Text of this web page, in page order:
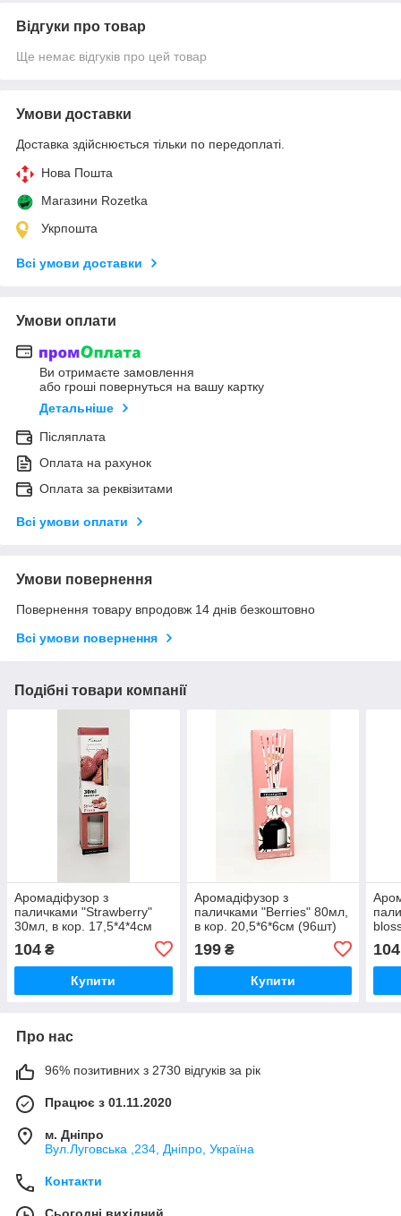
Відгуки про товар
Ще немає відгуків про цей товар
Умови доставки
Доставка здійснюється тільки по передоплаті.
Нова Пошта
Магазини Rozetka
Укрпошта
Всі умови доставки
Умови оплати
Ви отримаєте замовлення
або гроші повернуться на вашу картку
Детальніше
Післяплата
Оплата на рахунок
Оплата за реквізитами
Всі умови оплати
Умови повернення
Повернення товару впродовж 14 днів безкоштовно
Всі умови повернення
Подібні товари компанії
Аромадіфузор з
паличками "Strawberry"
30мл, в кор. 17,5*4*4см
104 ₴
Купити
Аромадіфузор з
паличками "Berries" 80мл,
в кор. 20,5*6*6см (96шт)
199₴
Купити
104
Про нас
96% позитивних з 2730 відгуків за рік
Працює з 01.11.2020
м. Дніпро
Вул.Луговська ,234, Дніпро, Україна
Контакти